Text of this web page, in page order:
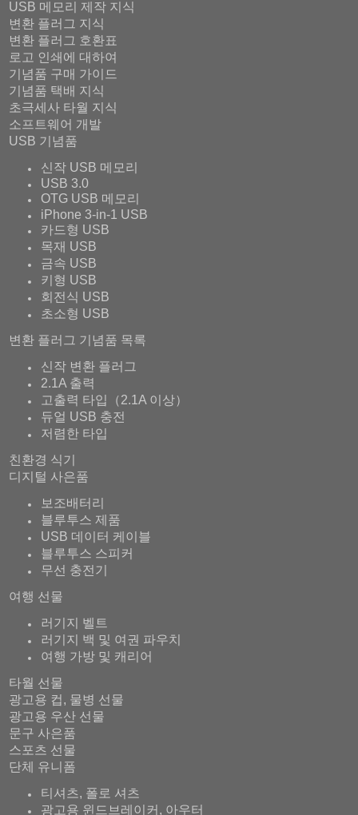
USB 메모리 제작 지식
변환 플러그 지식
변환 플러그 호환표
로고 인쇄에 대하여
기념품 구매 가이드
기념품 택배 지식
초극세사 타월 지식
소프트웨어 개발
USB 기념품
신작 USB 메모리
USB 3.0
OTG USB 메모리
iPhone 3-in-1 USB
카드형 USB
목재 USB
금속 USB
키형 USB
회전식 USB
초소형 USB
변환 플러그 기념품 목록
신작 변환 플러그
2.1A 출력
고출력 타입（2.1A 이상）
듀얼 USB 충전
저렴한 타입
친환경 식기
디지털 사은품
보조배터리
블루투스 제품
USB 데이터 케이블
블루투스 스피커
무선 충전기
여행 선물
러기지 벨트
러기지 백 및 여권 파우치
여행 가방 및 캐리어
타월 선물
광고용 컵, 물병 선물
광고용 우산 선물
문구 사은품
스포츠 선물
단체 유니폼
티셔츠, 폴로 셔츠
광고용 윈드브레이커, 아우터